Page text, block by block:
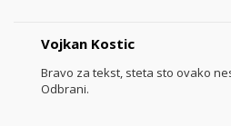
Vojkan Kostic
Bravo za tekst, steta sto ovako
Odbrani.